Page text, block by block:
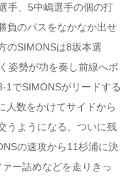
手、5中嶋選手の個の打
負のパスをなかなか出せ
のSIMONSは8坂本選
姿勢が功を奏し前線へボ
1でSIMONSがリードする
人数をかけてサイドから
うようになる。ついに残
の速攻から11杉浦に決
ー詰めなどを走りきっ